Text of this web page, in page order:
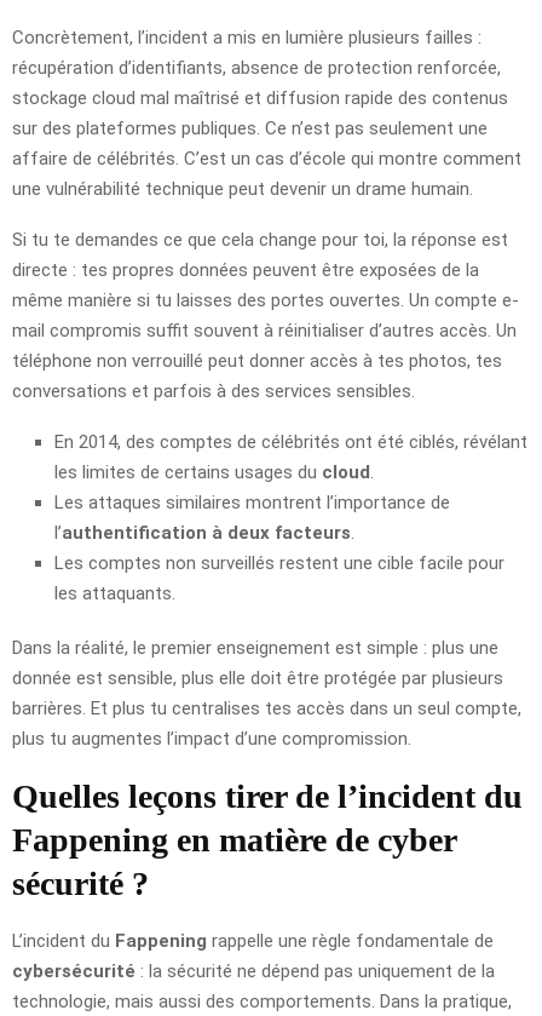
Concrètement, l’incident a mis en lumière plusieurs failles :
récupération d’identifiants, absence de protection renforcée,
stockage cloud mal maîtrisé et diffusion rapide des contenus
sur des plateformes publiques. Ce n’est pas seulement une
affaire de célébrités. C’est un cas d’école qui montre comment
une vulnérabilité technique peut devenir un drame humain.
Si tu te demandes ce que cela change pour toi, la réponse est
directe : tes propres données peuvent être exposées de la
même manière si tu laisses des portes ouvertes. Un compte e-
mail compromis suffit souvent à réinitialiser d’autres accès. Un
téléphone non verrouillé peut donner accès à tes photos, tes
conversations et parfois à des services sensibles.
En 2014, des comptes de célébrités ont été ciblés, révélant
les limites de certains usages du cloud .
Les attaques similaires montrent l’importance de
l’authentification à deux facteurs.
Les comptes non surveillés restent une cible facile pour
les attaquants.
Dans la réalité, le premier enseignement est simple : plus une
donnée est sensible, plus elle doit être protégée par plusieurs
barrières. Et plus tu centralises tes accès dans un seul compte,
plus tu augmentes l’impact d’une compromission.
Quelles leçons tirer de l’incident du
Fappening en matière de cyber
sécurité ?
L’incident du Fappening rappelle une règle fondamentale de
cybersécurité : la sécurité ne dépend pas uniquement de la
technologie, mais aussi des comportements. Dans la pratique,